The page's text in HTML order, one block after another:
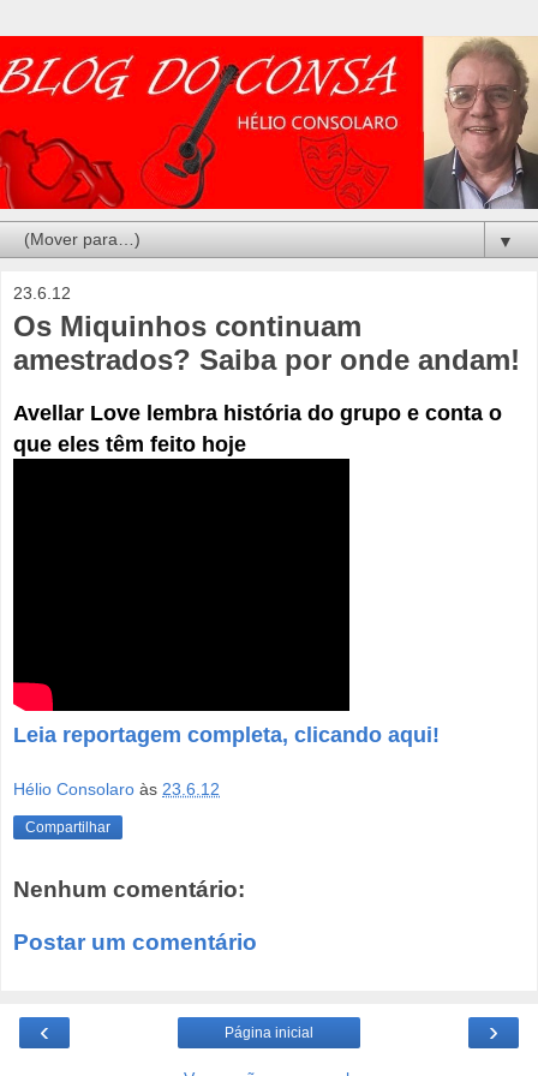
▼
23.6.12
Os Miquinhos continuam
amestrados? Saiba por onde andam!
Avellar Love lembra história do grupo e conta o
que eles têm feito hoje
Leia reportagem completa, clicando aqui!
Hélio Consolaro às 23.6.12
Compartilhar
Nenhum comentário:
Postar um comentário
‹ ›
Página inicial